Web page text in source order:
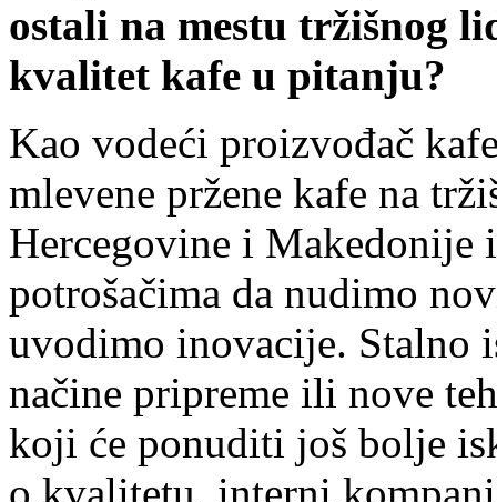
ostali na mestu tržišnog
kvalitet kafe u pitanju?
Kao vodeći proizvođač
mlevene pržene kafe na
Hercegovine i Makedonije
potrošačima da nudimo
uvodimo inovacije. Stalno
načine pripreme ili nove
koji će ponuditi još bolje